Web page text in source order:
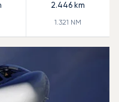
2.446 km
1.321 NM